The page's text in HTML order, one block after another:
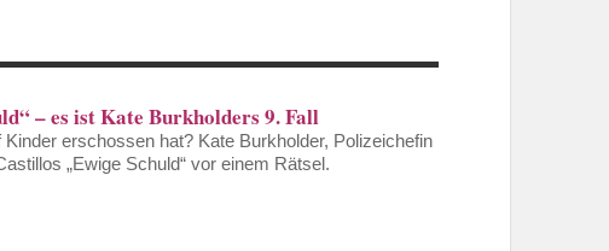
– es ist Kate Burkholders 9. Fall
erschossen hat? Kate Burkholder, Polizeichefin
„Ewige Schuld“ vor einem Rätsel.